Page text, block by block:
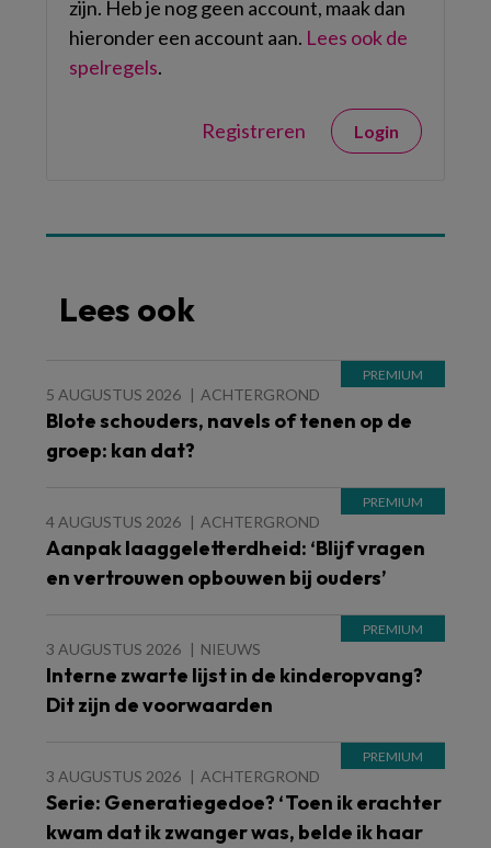
zijn. Heb je nog geen account, maak dan
hieronder een account aan. Lees ook de
spelregels.
Registreren Login
Lees ook
5 AUGUSTUS 2026 ACHTERGROND
Blote schouders, navels of tenen op de
groep: kan dat?
4 AUGUSTUS 2026 ACHTERGROND
Aanpak laaggeletterdheid: ‘Blijf vragen
en vertrouwen opbouwen bij ouders’
3 AUGUSTUS 2026 NIEUWS
Interne zwarte lijst in de kinderopvang?
Dit zijn de voorwaarden
3 AUGUSTUS 2026 ACHTERGROND
Serie: Generatiegedoe? ‘Toen ik erachter
kwam dat ik zwanger was, belde ik haar